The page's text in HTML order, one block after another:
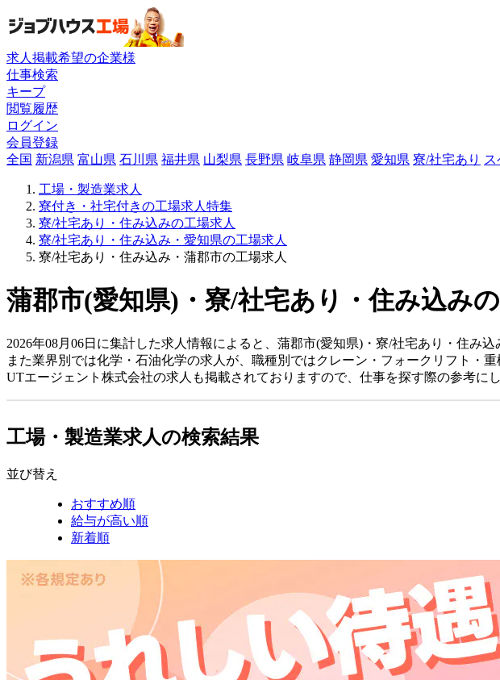
求人掲載希望の企業様
仕事検索
キープ
閲覧履歴
ログイン
会員登録
全国 新潟県 富山県 石川県 福井県 山梨県 長野県 岐阜県 静岡県 愛知県 寮/社宅あり ス
工場・製造業求人
寮付き・社宅付きの工場求人特集
寮/社宅あり・住み込みの工場求人
寮/社宅あり・住み込み・愛知県の工場求人
寮/社宅あり・住み込み・蒲郡市の工場求人
蒲郡市(愛知県)・寮/社宅あり・住み込み
2026年08月06日に集計した求人情報によると、蒲郡市(愛知県)・寮/社宅あり・住み
また業界別では化学・石油化学の求人が、職種別ではクレーン・フォークリフト・
UTエージェント株式会社の求人も掲載されておりますので、仕事を探す際の参考に
工場・製造業求人の検索結果
並び替え
おすすめ順
給与が高い順
新着順